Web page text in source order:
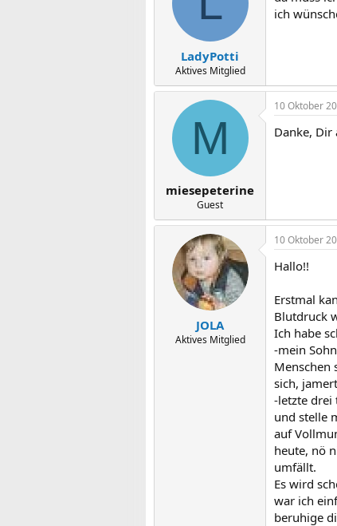
LadyPotti
Aktives Mitglied
ich
M
miesepeterine
Guest
10 Oktober
Danke, Dir
JOLA
Aktives Mitglied
10 Oktober
Hallo!!
Erstmal
Blutdruck
Ich habe
-mein
Menschen
sich,
-letzte drei
und stelle
auf
heute, nö
umfällt.
Es wird
war ich
beruhige